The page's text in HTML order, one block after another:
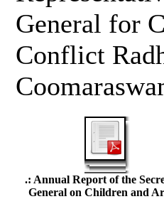
General for
Conflict
.: Annual Report of the
General on Children and